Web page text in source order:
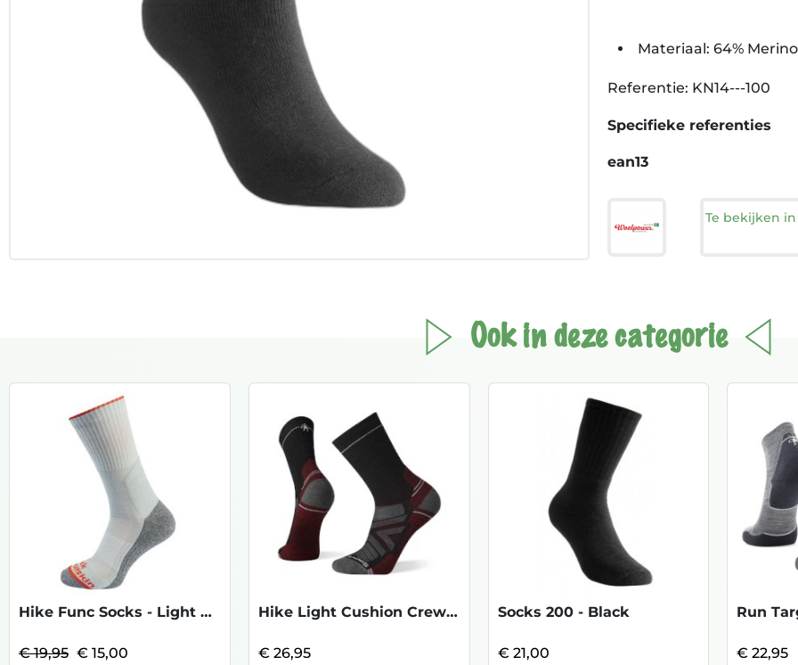
Materiaal: 64%
Referentie: KN14---100
Specifieke referenties
ean13
Te bekijken
Ook in deze categorie
Hike Func Socks - Light Grey KOOPJE
€ 19,95 € 15,00
Hike Light Cushion Crew - Charcoal
€ 26,95
Socks 200 - Black
€ 21,00 € 22,95